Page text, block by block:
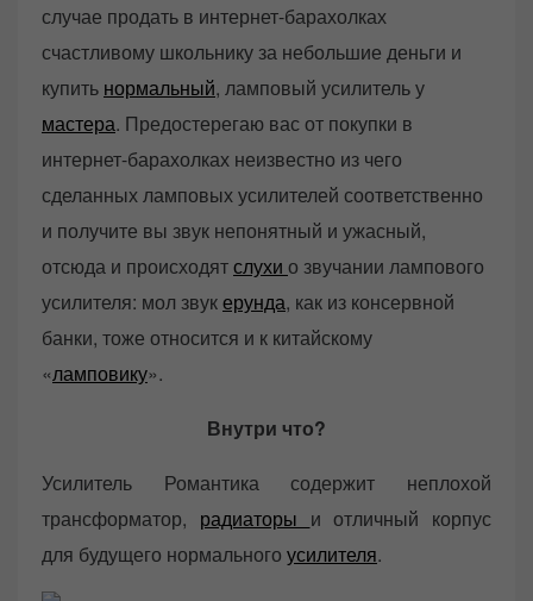
случае продать в интернет-барахолках
счастливому школьнику за небольшие деньги и
купить нормальный, ламповый усилитель у
мастера. Предостерегаю вас от покупки в
интернет-барахолках неизвестно из чего
сделанных ламповых усилителей соответственно
и получите вы звук непонятный и ужасный,
отсюда и происходятслухи о звучании лампового
усилителя: мол звукерунда, как из консервной
банки, тоже относится и к китайскому
«ламповику».
Внутри что?
Усилитель Романтика содержит неплохой
трансформатор, радиаторы и отличный корпус
для будущего нормального усилителя.